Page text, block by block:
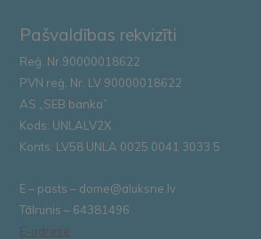
Pašvaldības rekvizīti
Reģ. Nr.90000018622
PVN reģ. Nr. LV 90000018622
AS „SEB banka”
Kods: UNLALV2X
Konts: LV58 UNLA 0025 0041 3033 5
E – pasts – dome@aluksne.lv
Tālrunis – 64381496
E-adrese